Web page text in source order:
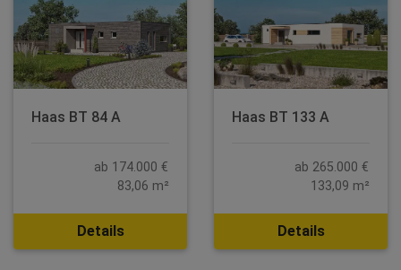
Haas BT 84 A
ab 174.000 €
83,06 m²
Details
Haas BT 133 A
ab 265.000 €
133,09 m²
Details